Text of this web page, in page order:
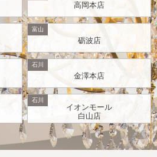
高岡本店
富山
砺波店
石川
金澤本店
石川
イオンモール
白山店